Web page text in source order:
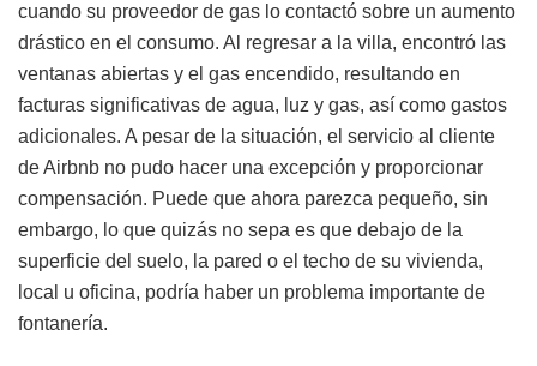
cuando su proveedor de gas lo contactó sobre un aumento
drástico en el consumo. Al regresar a la villa, encontró las
ventanas abiertas y el gas encendido, resultando en
facturas significativas de agua, luz y gas, así como gastos
adicionales. A pesar de la situación, el servicio al cliente
de Airbnb no pudo hacer una excepción y proporcionar
compensación. Puede que ahora parezca pequeño, sin
embargo, lo que quizás no sepa es que debajo de la
superficie del suelo, la pared o el techo de su vivienda,
local u oficina, podría haber un problema importante de
fontanería.